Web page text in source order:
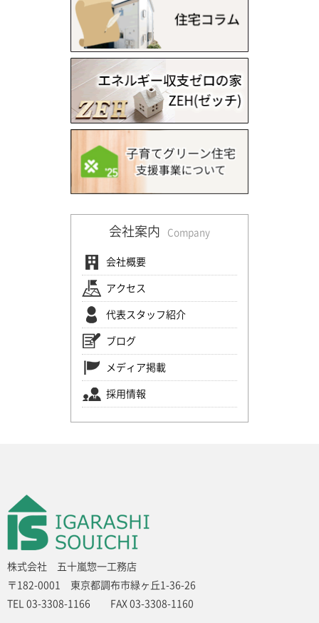
会社案内 Company
会社概要
アクセス
代表スタッフ紹介
ブログ
メディア掲載
採用情報
株式会社 五十嵐惣一工務店
〒182-0001 東京都調布市緑ヶ丘1-36-26
TEL 03-3308-1166 FAX 03-3308-1160